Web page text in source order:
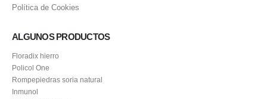
Política de Cookies
ALGUNOS PRODUCTOS
Floradix hierro
Policol One
Rompepiedras soria natural
Inmunol